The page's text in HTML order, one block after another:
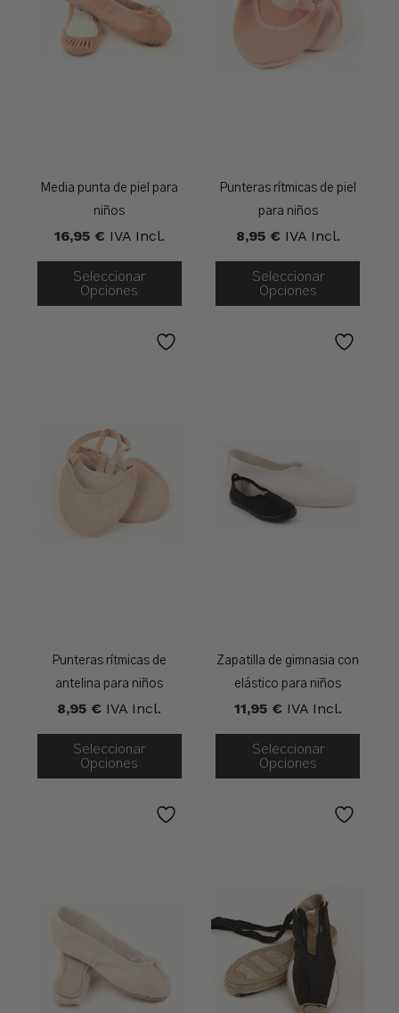
Media punta de piel para
niños
16,95 € IVA Incl.
Seleccionar
Opciones
Punteras rítmicas de piel
para niños
8,95 € IVA Incl.
Seleccionar
Opciones
Punteras rítmicas de
antelina para niños
8,95 € IVA Incl.
Seleccionar
Opciones
Zapatilla de gimnasia con
elástico para niños
11,95 € IVA Incl.
Seleccionar
Opciones